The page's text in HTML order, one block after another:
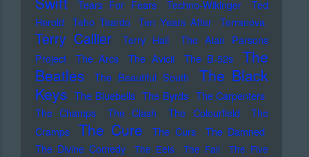
Tears For Fears Techno-Wikinger
Ted
Herold
Teho Teardo Ten Years After Terranova
Terry Callier Terry Hall
The Alan Parsons
Project
The Arcs The Avicii The B-52s
The
Beatles
The Beautiful South
The Black
Keys The Bluebells The Byrds The Carpenters
The Champs
The Clash The Colourfield
The
Cramps
The Cure The Curs
The Damned
The Divine Comedy
The Eels The Fall
The Five